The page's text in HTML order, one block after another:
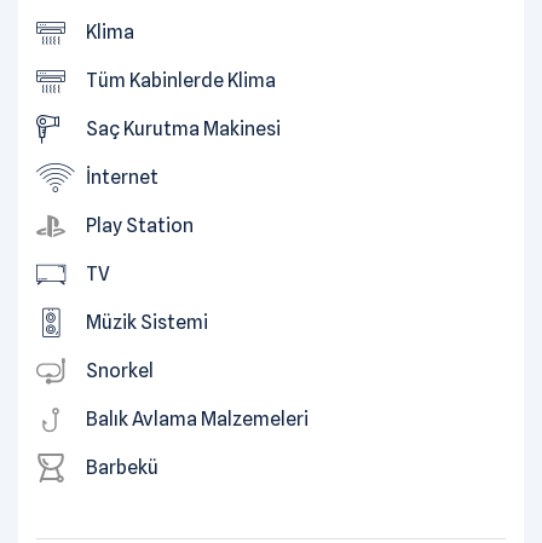
Klima
Tüm Kabinlerde Klima
Saç Kurutma Makinesi
İnternet
Play Station
TV
Müzik Sistemi
Snorkel
Balık Avlama Malzemeleri
Barbekü